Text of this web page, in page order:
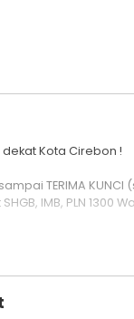
dekat Kota Cirebon !
TERIMA
IMB, PLN 1300